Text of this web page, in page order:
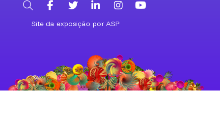
PesquisaFacebookTwitterLinkedInInstagram
Site da exposição por ASP